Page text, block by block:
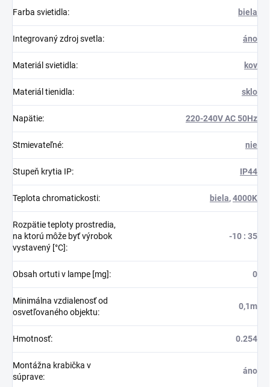
Farba svietidla: biela
Integrovaný zdroj svetla: áno
Materiál svietidla: kov
Materiál tienidla: sklo
Napätie: 220-240V AC 50Hz
Stmievateľné: nie
Stupeň krytia IP: IP44
Teplota chromatickosti: biela,4000K
Rozpätie teploty prostredia,
na ktorú môže byť výrobok
vystavený [°C]:
-10 : 35
Obsah ortuti v lampe [mg]: 0
Minimálna vzdialenosť od
osvetľovaného objektu:
0,1m
Hmotnosť: 0.254
Montážna krabička v
súprave:
áno